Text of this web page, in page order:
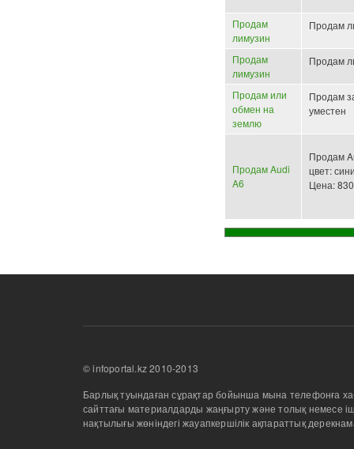
Продам
лимузин
Продам
Продам
лимузин
Продам
Продам или
обмен на
землю
Продам
уместен
Продам Audi
A6
Продам
цвет:
Цена:
© infoportal.kz 2010-2013
Барлық туындаған сұрақтар бойынша мына телефонға
сайттағы материалдарды жаңғырту және толық немесе
нақтылығы жөніндегі жауапкершілік ақпараттық